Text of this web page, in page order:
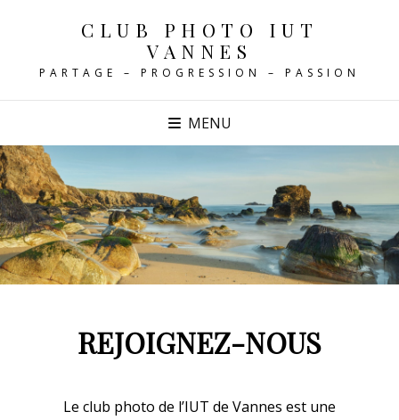
CLUB PHOTO IUT
VANNES
PARTAGE – PROGRESSION – PASSION
MENU
REJOIGNEZ-NOUS
Le club photo de l’IUT de Vannes est une